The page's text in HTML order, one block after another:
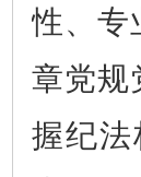
性、专
章党规
握纪